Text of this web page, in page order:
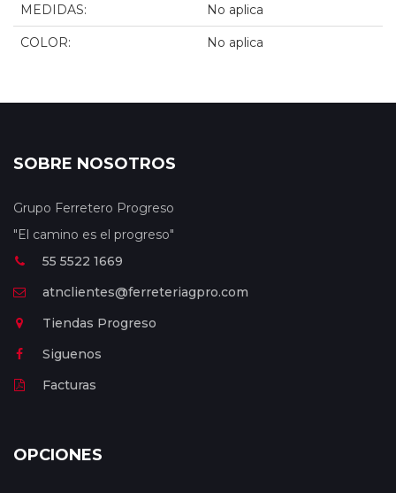
MEDIDAS: No aplica
COLOR: No aplica
SOBRE NOSOTROS
Grupo Ferretero Progreso
"El camino es el progreso"
55 5522 1669
atnclientes@ferreteriagpro.com
Tiendas Progreso
Siguenos
Facturas
OPCIONES